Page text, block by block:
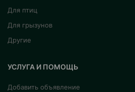
Для птиц
Для грызунов
Другие
УСЛУГА И ПОМОЩЬ
Добавить объявление